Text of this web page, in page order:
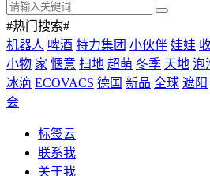
#热门搜索#
机器人 啤酒 特力集团 小伙伴 娃娃
小物 家 惬意 扫地 超萌 冬季 天地 泡
冰滴 ECOVACS 德国 新品 全球 遮阳
会
标签云
联系我
关于我